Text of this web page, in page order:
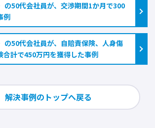
の50代会社員が、交渉期間1か月で300
例
の50代会社員が、自賠責保険、人身傷
合計で450万円を獲得した事例
解決事例のトップへ戻る